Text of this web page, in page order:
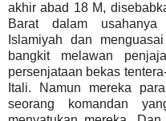
akhir abad 18 M,
Barat dalam usahanya
Islamiyah dan
bangkit melawan
persenjataan bekas
Itali. Namun mereka
seorang komandan